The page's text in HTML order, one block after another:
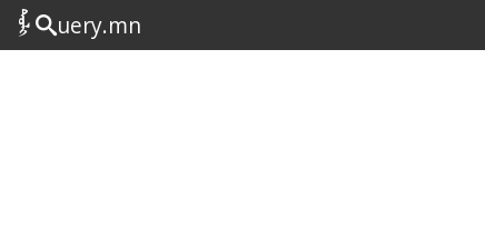
uery.mn